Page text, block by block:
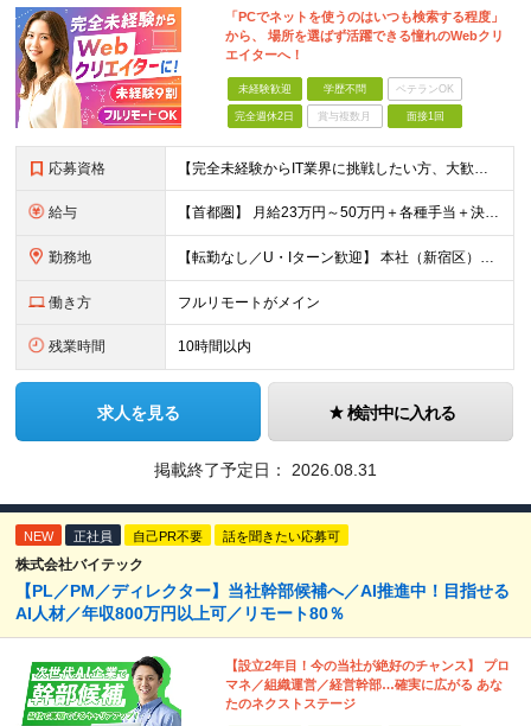
「PCでネットを使うのはいつも検索する程度」
から、 場所を選ばず活躍できる憧れのWebクリ
エイターへ！
未経験歓迎 学歴不問 ベテランOK
完全週休2日 賞与複数月 面接1回
応募資格 【完全未経験からIT業界に挑戦したい方、大歓迎！】 ●応募年齢制限：34歳まで（若年層の長期キャリア形成を図るため） ★学歴不問・転職回数不問 ★第二新卒・社会人デビューOK 【こんな方を求めていま
給与 【首都圏】 月給23万円～50万円＋各種手当＋決算賞与 【大阪】 月給22万円～50万円＋各種手当＋決算賞与 【愛知】 月給21.5万円～50万円＋各種手当＋決算賞与 【福岡・宮城】 月給20万
勤務地 【転勤なし／U・Iターン歓迎】 本社（新宿区）、大阪支店、名古屋支店または東京都・神奈川県・千葉県・埼玉県・愛知県・大阪府・福岡県をはじめ、全国のプロジェクト先 ※ご希望を最大限考慮して配属先を決定
働き方 フルリモートがメイン
残業時間 10時間以内
求人を見る 検討中に入れる
掲載終了予定日： 2026.08.31
NEW 正社員 自己PR不要 話を聞きたい応募可
株式会社バイテック
【PL／PM／ディレクター】当社幹部候補へ／AI推進中！目指せる
AI人材／年収800万円以上可／リモート80％
【設立2年目！今の当社が絶好のチャンス】 プロ
マネ／組織運営／経営幹部…確実に広がる あな
たのネクストステージ